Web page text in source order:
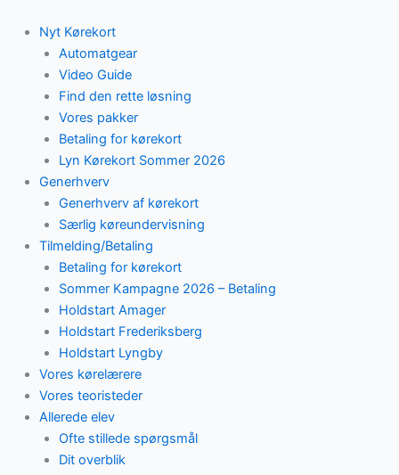
content
Nyt Kørekort
Automatgear
Video Guide
Find den rette løsning
Vores pakker
Betaling for kørekort
Lyn Kørekort Sommer 2026
Generhverv
Generhverv af kørekort
Særlig køreundervisning
Tilmelding/Betaling
Betaling for kørekort
Sommer Kampagne 2026 – Betaling
Holdstart Amager
Holdstart Frederiksberg
Holdstart Lyngby
Vores kørelærere
Vores teoristeder
Allerede elev
Ofte stillede spørgsmål
Dit overblik